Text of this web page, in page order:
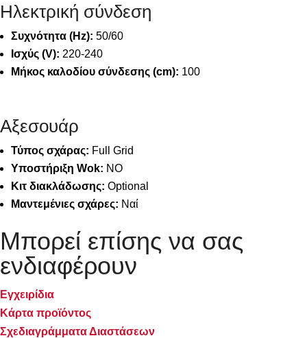
Ηλεκτρική σύνδεση
Συχνότητα (Hz): 50/60
Ισχύς (V): 220-240
Μήκος καλοδίου σύνδεσης (cm): 100
Αξεσουάρ
Τύπος σχάρας: Full Grid
Υποστήριξη Wok: NO
Κιτ διακλάδωσης: Optional
Μαντεμένιες σχάρες: Ναί
Μπορεί επίσης να σας
ενδιαφέρουν
Εγχειρίδια
Κάρτα προϊόντος
Σχεδιαγράμματα Διαστάσεων